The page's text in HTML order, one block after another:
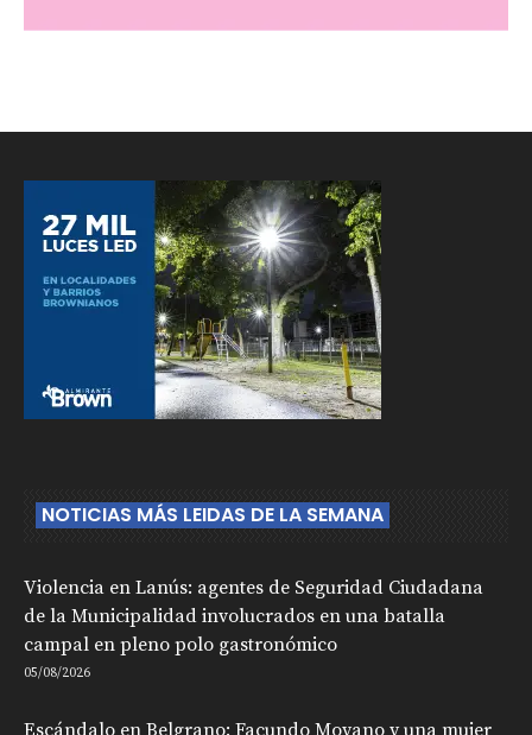
NOTICIAS MÁS LEIDAS DE LA SEMANA
Violencia en Lanús: agentes de Seguridad Ciudadana
de la Municipalidad involucrados en una batalla
campal en pleno polo gastronómico
05/08/2026